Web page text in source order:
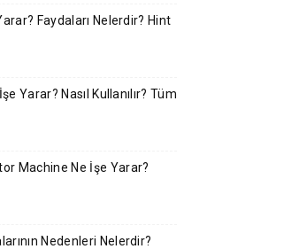
Faydaları Nelerdir? Hint
Yarar? Nasıl Kullanılır? Tüm
Machine Ne İşe Yarar?
Nedenleri Nelerdir?